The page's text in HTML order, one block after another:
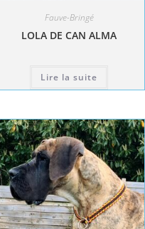
Fauve-Bringé
LOLA DE CAN ALMA
Lire la suite